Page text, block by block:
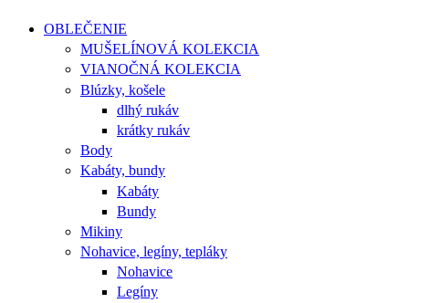
OBLEČENIE
MUŠELÍNOVÁ KOLEKCIA
VIANOČNÁ KOLEKCIA
Blúzky, košele
dlhý rukáv
krátky rukáv
Body
Kabáty, bundy
Kabáty
Bundy
Mikiny
Nohavice, legíny, tepláky
Nohavice
Legíny